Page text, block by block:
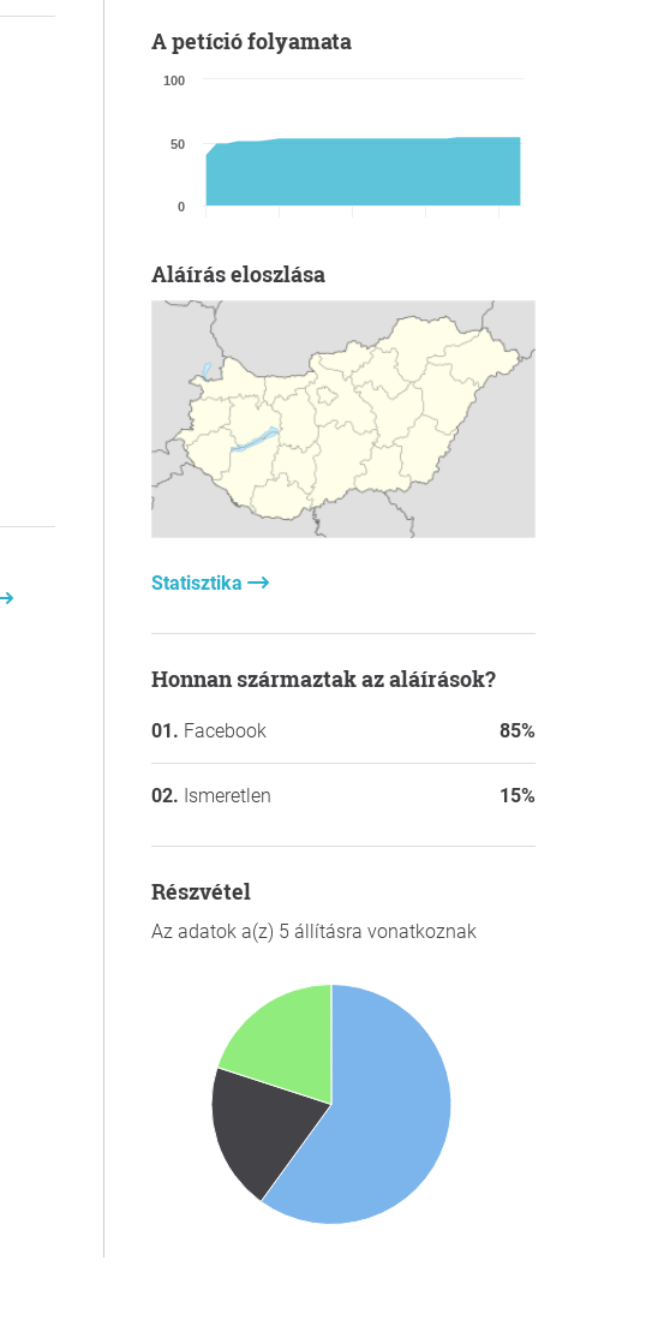
A petíció folyamata
0
50
100
Aláírás eloszlása
Statisztika
Honnan származtak az aláírások?
Facebook 85%
Ismeretlen 15%
részvétel
Az adatok a(z) 5 állításra vonatkoznak